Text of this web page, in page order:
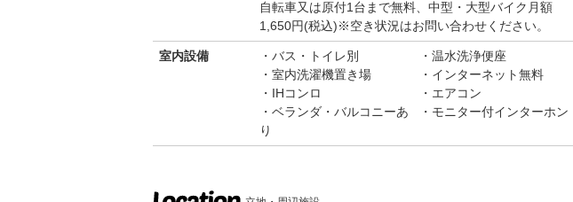
自転車又は原付1台まで無料、中型・大型バイク月額
1,650円(税込)※空き状況はお問い合わせください。
室内設備 バス・トイレ別
温水洗浄便座
室内洗濯機置き場
インターネット無料
IHコンロ
エアコン
ベランダ・バルコニーあ
り
モニター付インターホン